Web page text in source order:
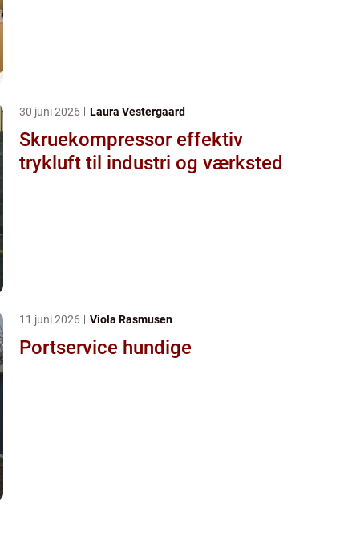
30 juni 2026 Laura Vestergaard
Skruekompressor effektiv
trykluft til industri og værksted
11 juni 2026 Viola Rasmusen
Portservice hundige